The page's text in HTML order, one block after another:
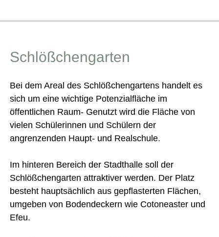
Schlößchengarten
Bei dem Areal des Schlößchengartens handelt es
sich um eine wichtige Potenzialfläche im
öffentlichen Raum- Genutzt wird die Fläche von
vielen Schülerinnen und Schülern der
angrenzenden Haupt- und Realschule.
Im hinteren Bereich der Stadthalle soll der
Schlößchengarten attraktiver werden. Der Platz
besteht hauptsächlich aus gepflasterten Flächen,
umgeben von Bodendeckern wie Cotoneaster und
Efeu.